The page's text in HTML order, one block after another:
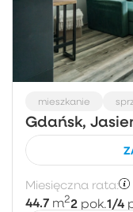
mieszkanie
Gdańsk,
Miesięczna rata:
44.7 m22 pok.1/4